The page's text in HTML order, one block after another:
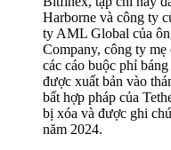
Harborne và công ty
ty AML Global của
Company, công ty mẹ
các cáo buộc phỉ
được xuất bản vào
bất hợp pháp của
bị xóa và được ghi
năm 2024.